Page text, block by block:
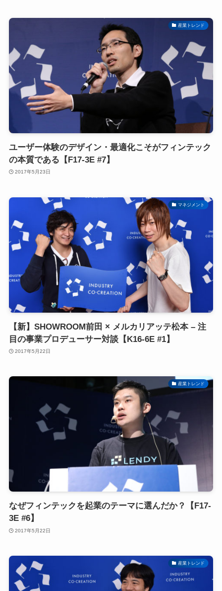
産業トレンド
ユーザー体験のデザイン・最適化こそがフィンテック
の本質である【F17-3E #7】
2017年5月23日
マネジメント
【新】SHOWROOM前田 × メルカリアッテ松本 – 注
目の事業プロデューサー対談【K16-6E #1】
2017年5月22日
産業トレンド
なぜフィンテックを起業のテーマに選んだか？【F17-
3E #6】
2017年5月22日
産業トレンド